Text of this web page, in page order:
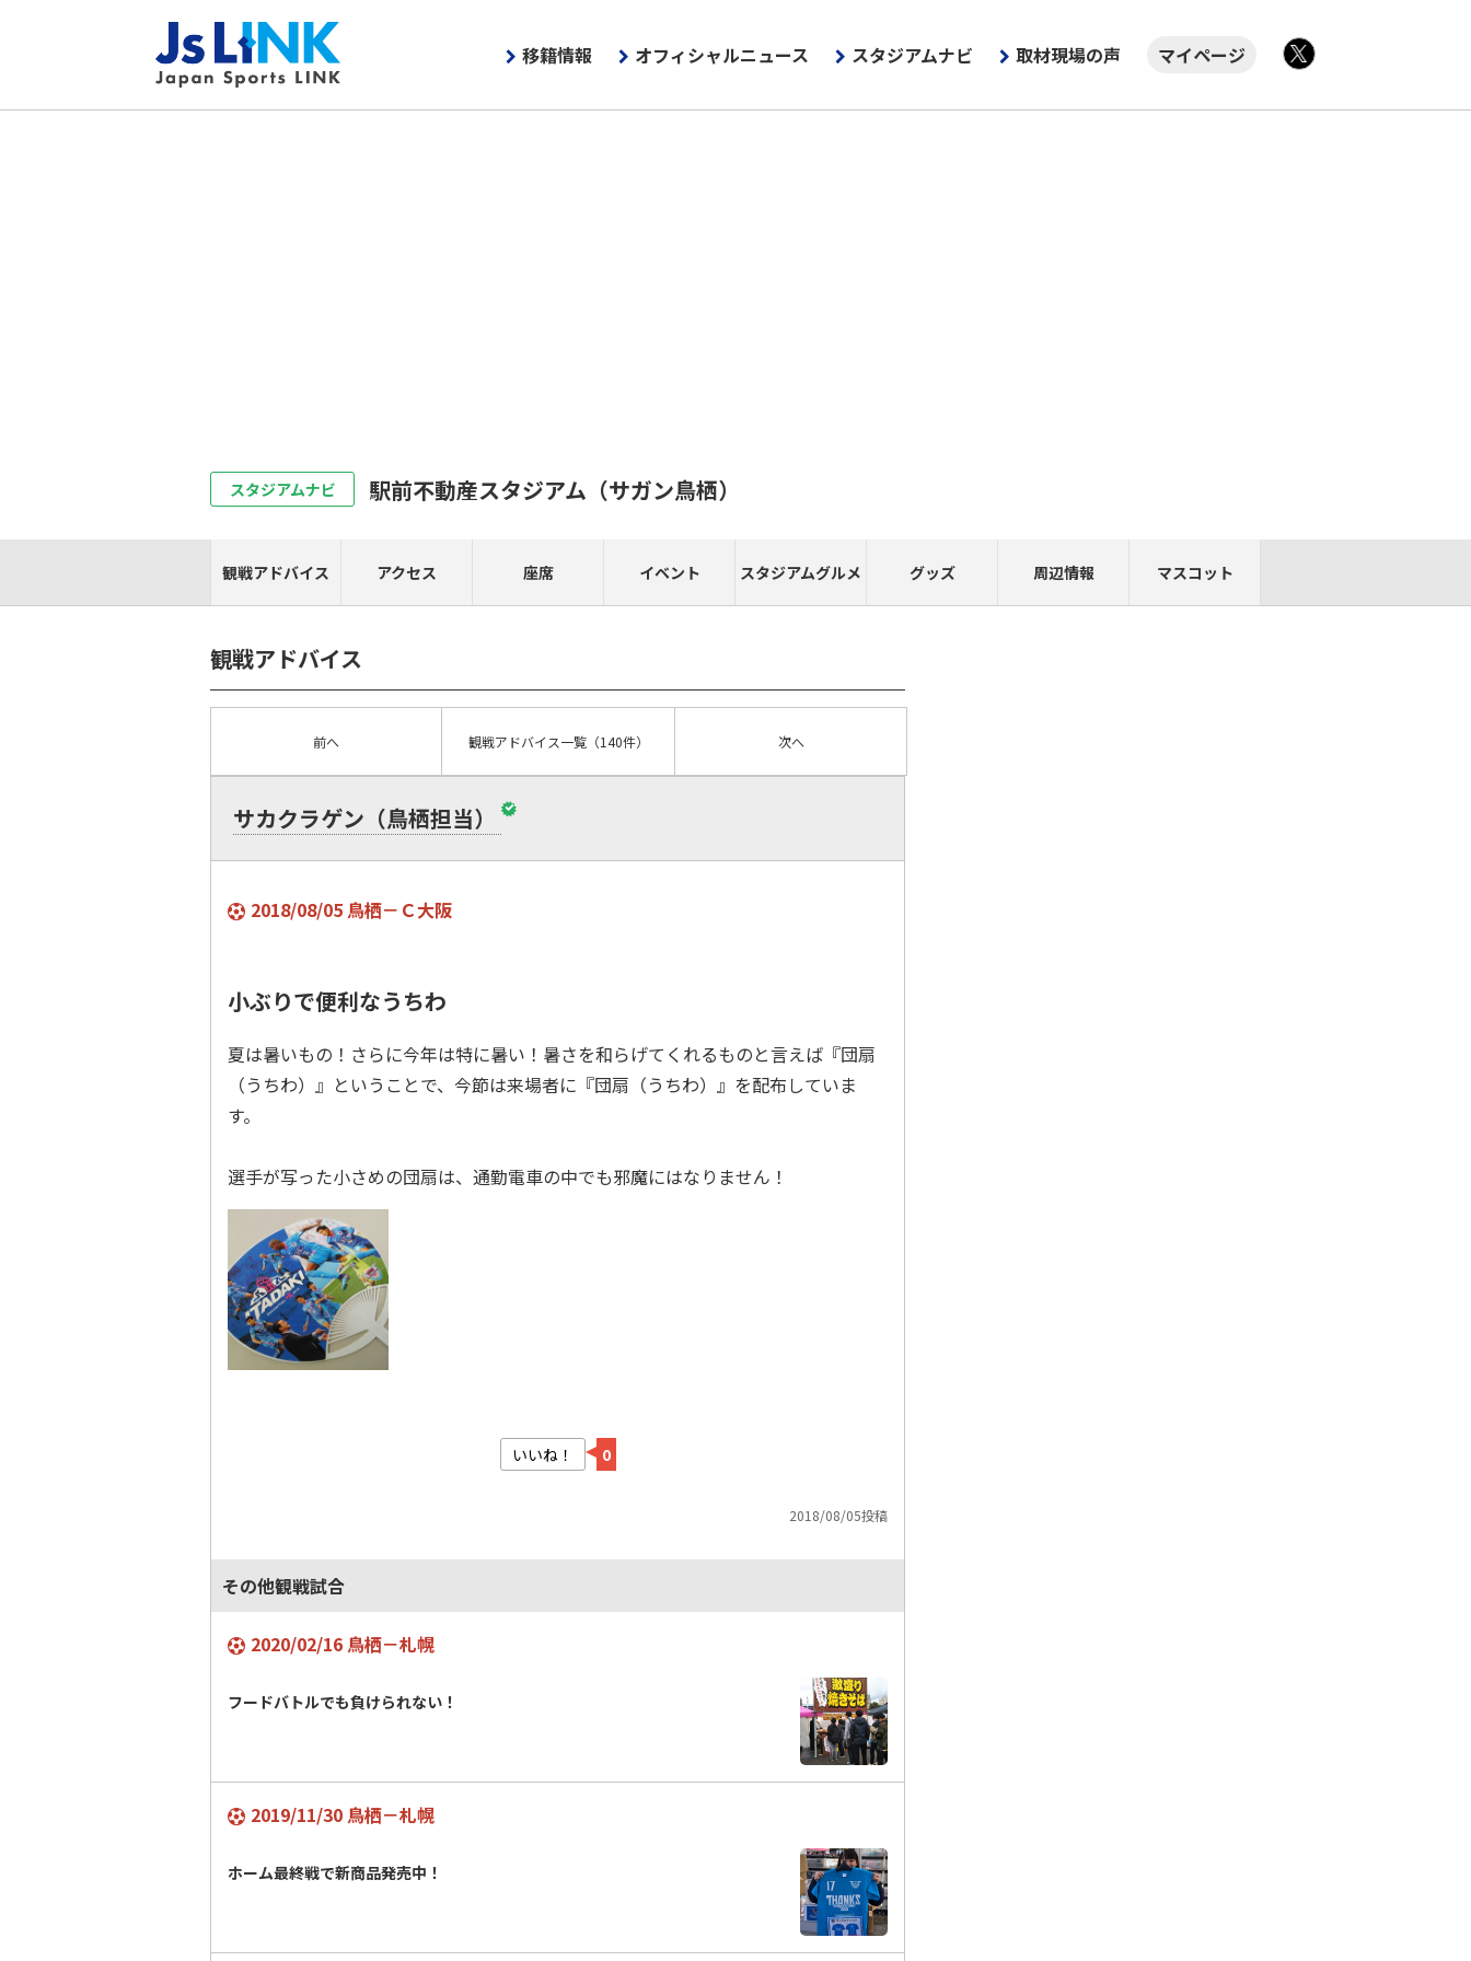
移籍情報 オフィシャルニュース スタジアムナビ 取材現場の声
マイページ
スタジアムナビ 駅前不動産スタジアム （サガン鳥栖）
観戦アドバイス アクセス 座席 イベント スタジアムグルメ グッズ 周辺情報 マスコット
観戦アドバイス
前へ 観戦アドバイス一覧（140件） 次へ
サカクラゲン（鳥栖担当）
2018/08/05 鳥栖－Ｃ大阪
小ぶりで便利なうちわ
夏は暑いもの！さらに今年は特に暑い！暑さを和らげてくれるものと言えば『団扇
（うちわ）』ということで、今節は来場者に『団扇（うちわ）』を配布していま
す。
選手が写った小さめの団扇は、通勤電車の中でも邪魔にはなりません！
いいね！ 0
2018/08/05投稿
その他観戦試合
2020/02/16 鳥栖－札幌
フードバトルでも負けられない！
2019/11/30 鳥栖－札幌
ホーム最終戦で新商品発売中！